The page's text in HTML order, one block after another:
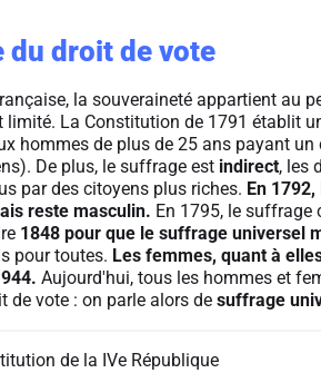
du droit de vote
la souveraineté appartient au
limité. La Constitution de 1791 établit
hommes de plus de 25 ans payant un
De plus, le suffrage est indirect, les
par des citoyens plus riches. En
reste masculin. En 1795, le suffrage
1848 pour que le suffrage universel
pour toutes. Les femmes, quant à
Aujourd'hui, tous les hommes et
de vote : on parle alors de suffrage
de la IVe République